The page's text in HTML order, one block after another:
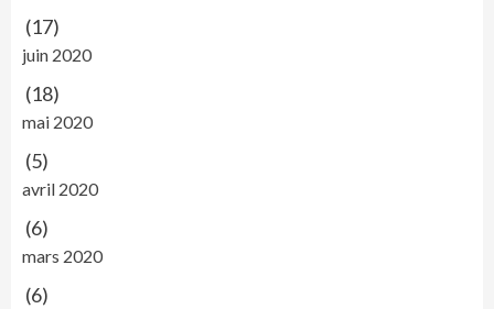
(17)
juin 2020
(18)
mai 2020
(5)
avril 2020
(6)
mars 2020
(6)